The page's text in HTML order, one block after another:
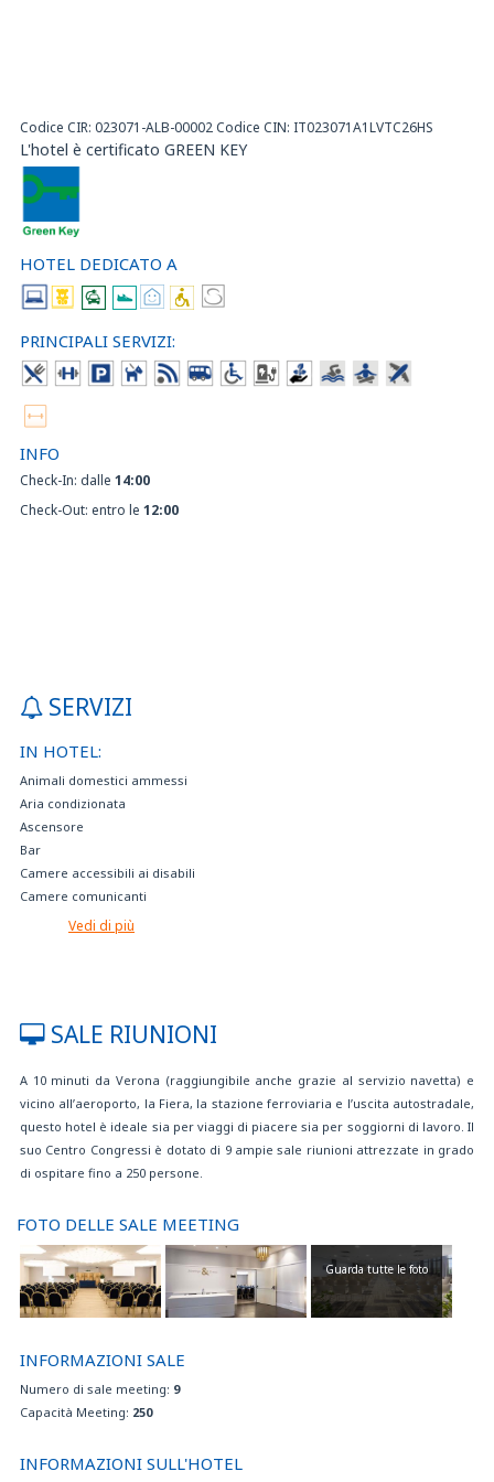
Codice CIR: 023071-ALB-00002 Codice CIN: IT023071A1LVTC26HS
L'hotel è certificato GREEN KEY
HOTEL DEDICATO A
PRINCIPALI SERVIZI:
INFO
Check-In: dalle 14:00
Check-Out: entro le 12:00
SERVIZI
IN HOTEL:
Animali domestici ammessi
Aria condizionata
Ascensore
Bar
Camere accessibili ai disabili
Camere comunicanti
Camere non fumatori
Internet point gratuito
Minibar
Palestra
Parcheggio
Parcheggio disabili
Prodotti senza glutine per celiaci su richiesta
Ristorante
Se non inclusa nella tariffa prenotata, la colazione può essere acquistata
in hotel a 10 EUR per persona, al giorno
Servizio fax, fotocopie, stampa
Servizio in camera
Servizio navetta gratuito per il centro città a orari stabiliti, su disponibilità,
con prenotazione obbligatoria almeno 24h prima dell'arrivo.
Soggiorno gratuito per 1 bambino fino a 3 anni in camera con 2 adulti
Televisore LCD in ogni stanza
Vedi di più
SALE RIUNIONI
A 10 minuti da Verona (raggiungibile anche grazie al servizio navetta) e
vicino all’aeroporto, la Fiera, la stazione ferroviaria e l’uscita autostradale,
questo hotel è ideale sia per viaggi di piacere sia per soggiorni di lavoro. Il
suo Centro Congressi è dotato di 9 ampie sale riunioni attrezzate in grado
di ospitare fino a 250 persone.
FOTO DELLE SALE MEETING
Guarda tutte le foto
INFORMAZIONI SALE
Numero di sale meeting: 9
Capacità Meeting: 250
INFORMAZIONI SULL'HOTEL